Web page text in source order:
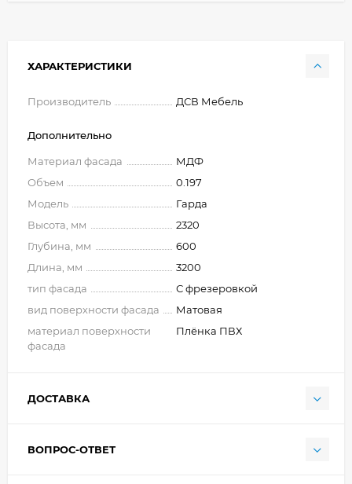
ХАРАКТЕРИСТИКИ
Производитель ДСВ Мебель
Дополнительно
Материал фасада
МДФ
Объем
0.197
Модель
Гарда
Высота, мм
2320
Глубина, мм
600
Длина, мм
3200
тип фасада
С фрезеровкой
вид поверхности фасада
Матовая
материал поверхности
фасада
Плёнка ПВХ
ДОСТАВКА
ВОПРОС-ОТВЕТ